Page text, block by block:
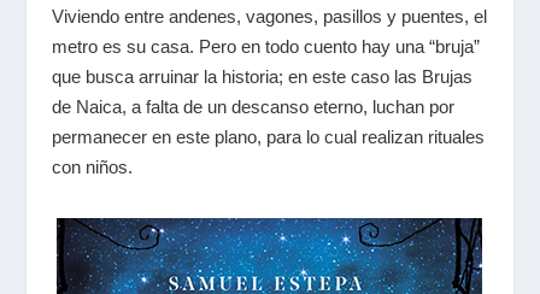
Viviendo entre andenes, vagones, pasillos y puentes, el
metro es su casa. Pero en todo cuento hay una “bruja”
que busca arruinar la historia; en este caso las Brujas
de Naica, a falta de un descanso eterno, luchan por
permanecer en este plano, para lo cual realizan rituales
con niños.